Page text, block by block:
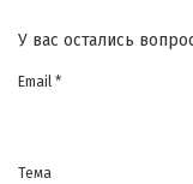
У вас остались
Email *
Тема